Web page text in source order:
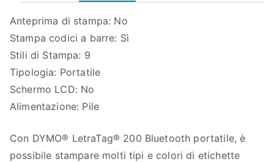
Anteprima di stampa: No
Stampa codici a barre: Sì
Stili di Stampa: 9
Tipologia: Portatile
Schermo LCD: No
Alimentazione: Pile
Con DYMO® LetraTag® 200 Bluetooth portatile, è
possibile stampare molti tipi e colori di etichette